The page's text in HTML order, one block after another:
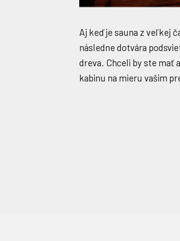
Aj keď je sauna z veľkej
následne dotvára
dreva. Chceli by ste mať
kabinu na mieru vašim